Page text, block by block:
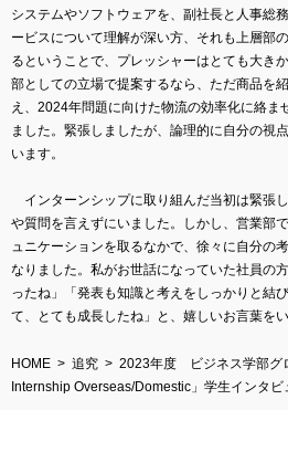
システムやソフトウェアを、副社長と人事総
ービスについて理解が深い方、それも上層部
るということで、プレッシャーはとても大き
部としての立場で提案するなら、ただ商品を
え、2024年問題に向けた物流の効率化に絡ま
ました。緊張しましたが、論理的に自分の視
います。
インターンシップに取り組んだ当初は緊張
や質問を言えずにいました。しかし、営業部
ュニケーションを取るなかで、徐々に自分の
なりました。私がお世話になっていた社員の
ったね」「発表も知識と考えをしっかりと結
て、とても成長したね」と、嬉しいお言葉をい
HOME 追究
2023年度 ビジネス学部グ
Internship Overseas/Domestic」学生インタビ